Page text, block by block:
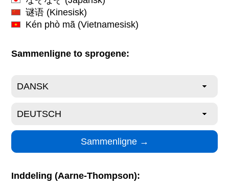
谜语 (Kinesisk)
Kén phò mã (Vietnamesisk)
Sammenligne to sprogene:
Inddeling (Aarne-Thompson):